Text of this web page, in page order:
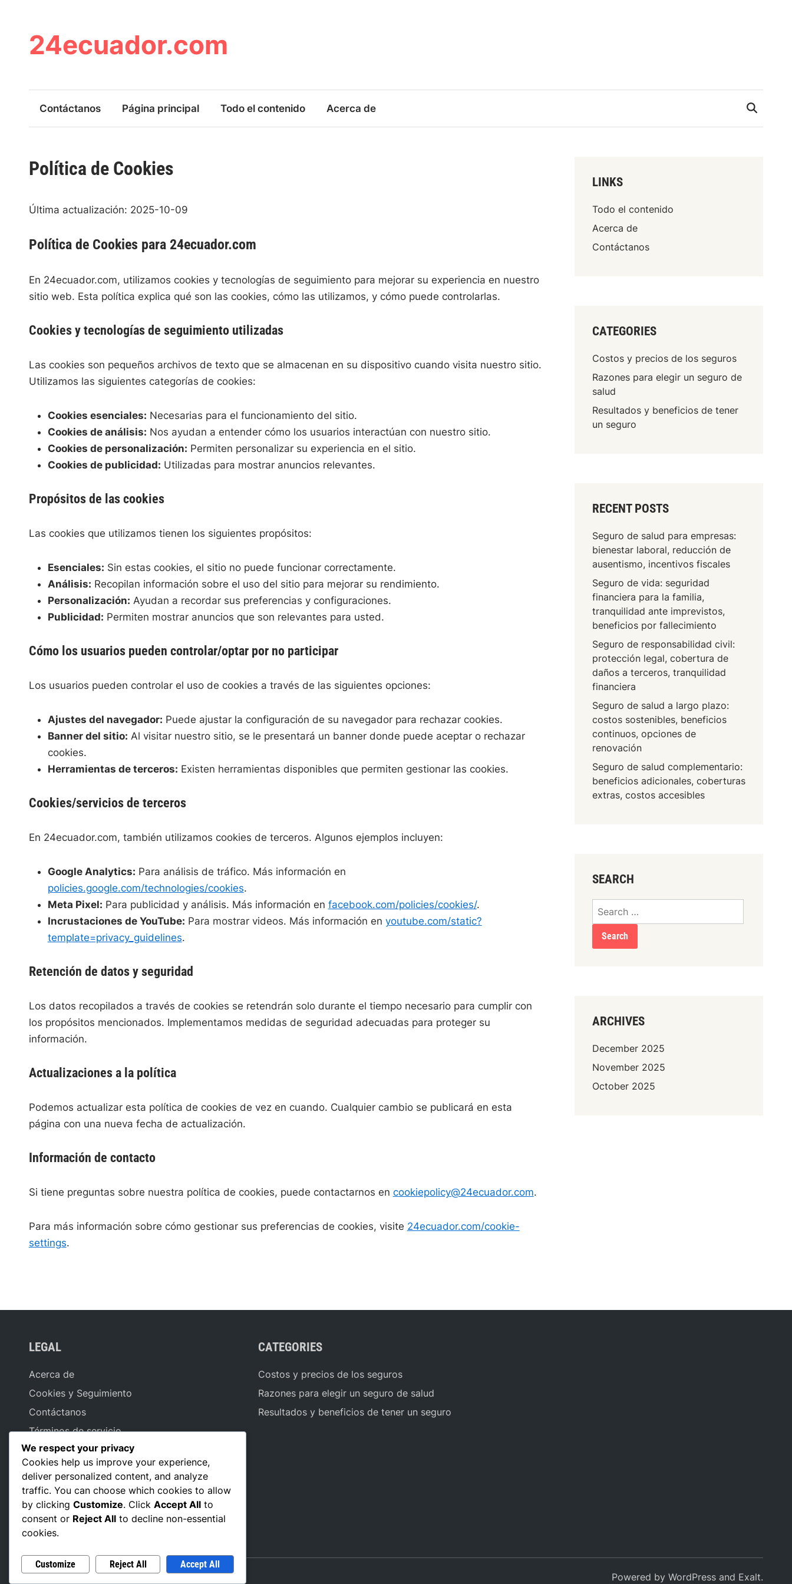
content24ecuador.com
Contáctanos Página principal Todo el contenido Acerca de
Política de Cookies
Última actualización: 2025-10-09
Política de Cookies para 24ecuador.com
En 24ecuador.com, utilizamos cookies y tecnologías de seguimiento para mejorar su experiencia en nuestro
sitio web. Esta política explica qué son las cookies, cómo las utilizamos, y cómo puede controlarlas.
Cookies y tecnologías de seguimiento utilizadas
Las cookies son pequeños archivos de texto que se almacenan en su dispositivo cuando visita nuestro sitio.
Utilizamos las siguientes categorías de cookies:
Cookies esenciales: Necesarias para el funcionamiento del sitio.
Cookies de análisis: Nos ayudan a entender cómo los usuarios interactúan con nuestro sitio.
Cookies de personalización: Permiten personalizar su experiencia en el sitio.
Cookies de publicidad: Utilizadas para mostrar anuncios relevantes.
Propósitos de las cookies
Las cookies que utilizamos tienen los siguientes propósitos:
Esenciales: Sin estas cookies, el sitio no puede funcionar correctamente.
Análisis: Recopilan información sobre el uso del sitio para mejorar su rendimiento.
Personalización: Ayudan a recordar sus preferencias y configuraciones.
Publicidad: Permiten mostrar anuncios que son relevantes para usted.
Cómo los usuarios pueden controlar/optar por no participar
Los usuarios pueden controlar el uso de cookies a través de las siguientes opciones:
Ajustes del navegador: Puede ajustar la configuración de su navegador para rechazar cookies.
Banner del sitio: Al visitar nuestro sitio, se le presentará un banner donde puede aceptar o rechazar
cookies.
Herramientas de terceros: Existen herramientas disponibles que permiten gestionar las cookies.
Cookies/servicios de terceros
En 24ecuador.com, también utilizamos cookies de terceros. Algunos ejemplos incluyen:
Google Analytics: Para análisis de tráfico. Más información en
policies.google.com/technologies/cookies.
Meta Pixel: Para publicidad y análisis. Más información en facebook.com/policies/cookies/.
Incrustaciones de YouTube: Para mostrar videos. Más información en youtube.com/static?
template=privacy_guidelines.
Retención de datos y seguridad
Los datos recopilados a través de cookies se retendrán solo durante el tiempo necesario para cumplir con
los propósitos mencionados. Implementamos medidas de seguridad adecuadas para proteger su
información.
Actualizaciones a la política
Podemos actualizar esta política de cookies de vez en cuando. Cualquier cambio se publicará en esta
página con una nueva fecha de actualización.
Información de contacto
Si tiene preguntas sobre nuestra política de cookies, puede contactarnos en cookiepolicy@24ecuador.com.
Para más información sobre cómo gestionar sus preferencias de cookies, visite 24ecuador.com/cookie-
settings.
LINKS
Todo el contenido
Acerca de
Contáctanos
CATEGORIES
Costos y precios de los seguros
Razones para elegir un seguro de
salud
Resultados y beneficios de tener
un seguro
RECENT POSTS
Seguro de salud para empresas:
bienestar laboral, reducción de
ausentismo, incentivos fiscales
Seguro de vida: seguridad
financiera para la familia,
tranquilidad ante imprevistos,
beneficios por fallecimiento
Seguro de responsabilidad civil:
protección legal, cobertura de
daños a terceros, tranquilidad
financiera
Seguro de salud a largo plazo:
costos sostenibles, beneficios
continuos, opciones de
renovación
Seguro de salud complementario:
beneficios adicionales, coberturas
extras, costos accesibles
SEARCH
Search
ARCHIVES
December 2025
November 2025
October 2025
LEGAL
Acerca de
Cookies y Seguimiento
Contáctanos
Términos de servicio
Política de Protección de Datos
LANGUAGE
Spanish▾
CATEGORIES
Costos y precios de los seguros
Razones para elegir un seguro de salud
Resultados y beneficios de tener un seguro
Copyright © 202624ecuador.com. Powered byWordPress and Exalt.
We respect your privacy
Cookies help us improve your experience,
deliver personalized content, and analyze
traffic. You can choose which cookies to allow
by clicking Customize. Click Accept All to
consent or Reject All to decline non-essential
cookies.
Customize Reject All Accept All